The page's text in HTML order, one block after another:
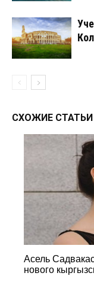
СХОЖИЕ СТАТЬИ
Асель
нового